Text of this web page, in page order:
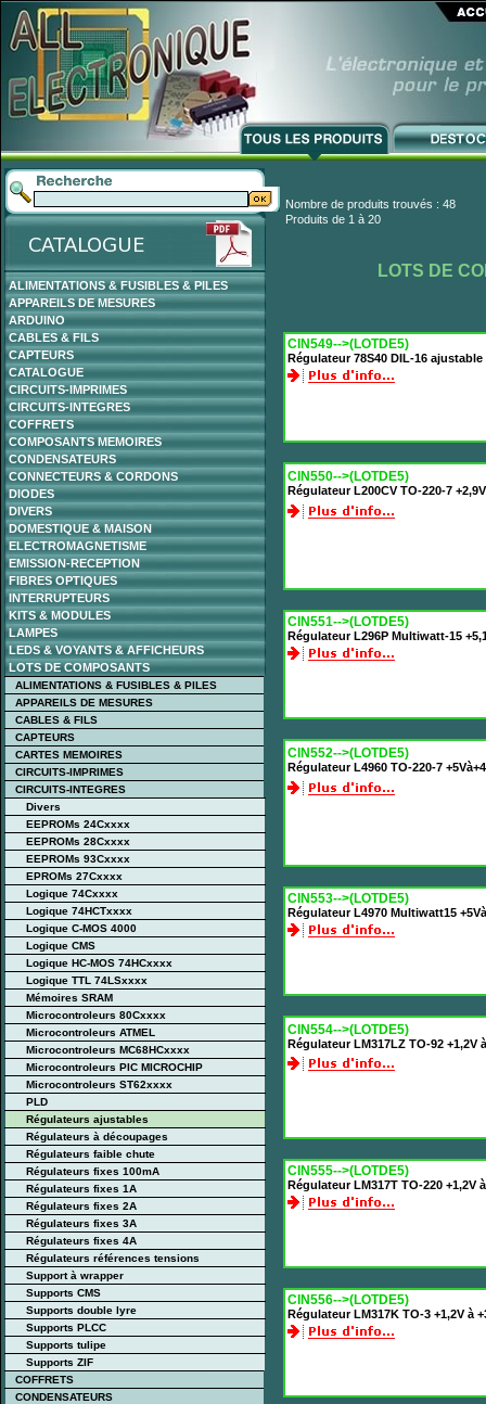
ALIMENTATIONS & FUSIBLES & PILES
APPAREILS DE MESURES
ARDUINO
CABLES & FILS
CAPTEURS
CATALOGUE
CIRCUITS-IMPRIMES
CIRCUITS-INTEGRES
COFFRETS
COMPOSANTS MEMOIRES
CONDENSATEURS
CONNECTEURS & CORDONS
DIODES
DIVERS
DOMESTIQUE & MAISON
ELECTROMAGNETISME
EMISSION-RECEPTION
FIBRES OPTIQUES
INTERRUPTEURS
KITS & MODULES
LAMPES
LEDS & VOYANTS & AFFICHEURS
LOTS DE COMPOSANTS
ALIMENTATIONS & FUSIBLES & PILES
APPAREILS DE MESURES
CABLES & FILS
CAPTEURS
CARTES MEMOIRES
CIRCUITS-IMPRIMES
CIRCUITS-INTEGRES
Divers
EEPROMs 24Cxxxx
EEPROMs 28Cxxxx
EEPROMs 93Cxxxx
EPROMs 27Cxxxx
Logique 74Cxxxx
Logique 74HCTxxxx
Logique C-MOS 4000
Logique CMS
Logique HC-MOS 74HCxxxx
Logique TTL 74LSxxxx
Mémoires SRAM
Microcontroleurs 80Cxxxx
Microcontroleurs ATMEL
Microcontroleurs MC68HCxxxx
Microcontroleurs PIC MICROCHIP
Microcontroleurs ST62xxxx
PLD
Régulateurs ajustables
Régulateurs à découpages
Régulateurs faible chute
Régulateurs fixes 100mA
Régulateurs fixes 1A
Régulateurs fixes 2A
Régulateurs fixes 3A
Régulateurs fixes 4A
Régulateurs références tensions
Support à wrapper
Supports CMS
Supports double lyre
Supports PLCC
Supports tulipe
Supports ZIF
COFFRETS
CONDENSATEURS
Nombre de produits trouvés : 48
Produits de 1 à 20
LOTS DE
CIN549-->(LOTDE5)
Régulateur 78S40 DIL-16 ajustable
CIN550-->(LOTDE5)
Régulateur L200CV TO-220-7
CIN551-->(LOTDE5)
Régulateur L296P Multiwatt-15
CIN552-->(LOTDE5)
Régulateur L4960 TO-220-7
CIN553-->(LOTDE5)
Régulateur L4970 Multiwatt15
CIN554-->(LOTDE5)
Régulateur LM317LZ TO-92 +1,2V
CIN555-->(LOTDE5)
Régulateur LM317T TO-220 +1,2V
CIN556-->(LOTDE5)
Régulateur LM317K TO-3 +1,2V à